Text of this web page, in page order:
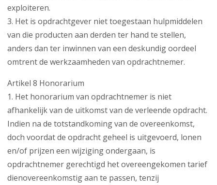
exploiteren.
3. Het is opdrachtgever niet toegestaan hulpmiddelen
van die producten aan derden ter hand te stellen,
anders dan ter inwinnen van een deskundig oordeel
omtrent de werkzaamheden van opdrachtnemer.
Artikel 8 Honorarium
1. Het honorarium van opdrachtnemer is niet
afhankelijk van de uitkomst van de verleende opdracht.
Indien na de totstandkoming van de overeenkomst,
doch voordat de opdracht geheel is uitgevoerd, lonen
en/of prijzen een wijziging ondergaan, is
opdrachtnemer gerechtigd het overeengekomen tarief
dienovereenkomstig aan te passen, tenzij